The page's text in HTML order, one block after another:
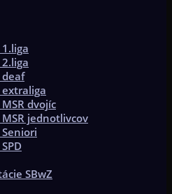
deaf
extraliga
dvojíc
jednotlivcov
SBwZ